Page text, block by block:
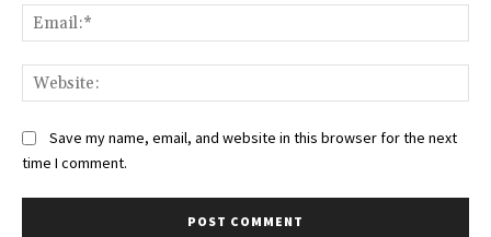
Save my name, email, and website in this browser for the next
time I comment.